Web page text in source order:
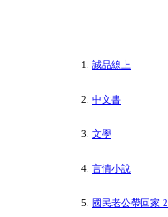
誠品線上
中文書
文學
言情小說
國民老公帶回家 2